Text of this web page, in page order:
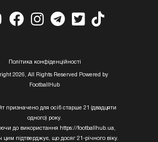
Полiтика конфiденцiйностi
2026, All Rights Reserved Powered by
FootballHub
призначено для осіб старше 21 (двадцяти
одного) року.
до використання https://footballhub.ua,
цим підтверджує, що досяг 21-річного віку.